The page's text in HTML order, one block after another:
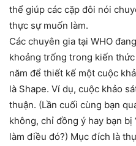
thể giúp các cặp đôi nói
thực sự muốn làm.
Các chuyên gia tại WHO
khoảng trống trong kiến
năm để thiết kế một cuộc
là Shape. Ví dụ, cuộc khảo
thuận. (Lần cuối cùng bạn
không, chỉ đồng ý hay bạn bị
làm điều đó?) Mục đích là